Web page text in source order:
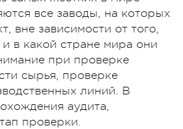
все заводы, на которых
вне зависимости от того,
в какой стране мира они
при проверке
сырья, проверке
линий. В
аудита,
проверки.